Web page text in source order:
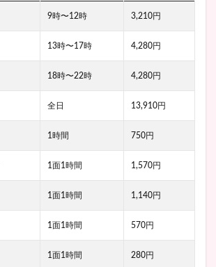
9時〜12時 3,210円
13時〜17時 4,280円
18時〜22時 4,280円
全日 13,910円
1時間 750円
1面1時間 1,570円
1面1時間 1,140円
1面1時間 570円
1面1時間 280円